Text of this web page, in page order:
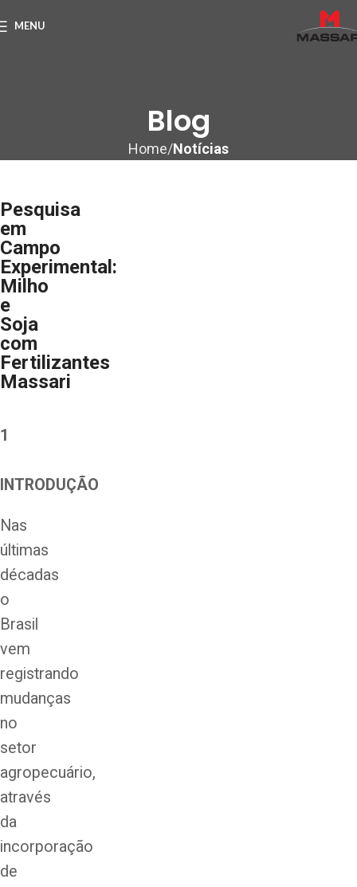
MENU
Blog
Home Notícias
Pesquisa
em
Campo
Experimental:
Milho
e
Soja
com
Fertilizantes
Massari
1
INTRODUÇÃO
Nas
últimas
décadas
o
Brasil
vem
registrando
mudanças
no
setor
agropecuário,
através
da
incorporação
de